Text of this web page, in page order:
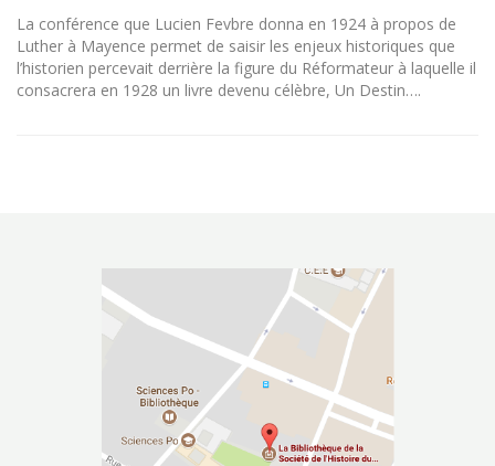
La conférence que Lucien Fevbre donna en 1924 à propos de
Luther à Mayence permet de saisir les enjeux historiques que
l’historien percevait derrière la figure du Réformateur à laquelle il
consacrera en 1928 un livre devenu célèbre, Un Destin….